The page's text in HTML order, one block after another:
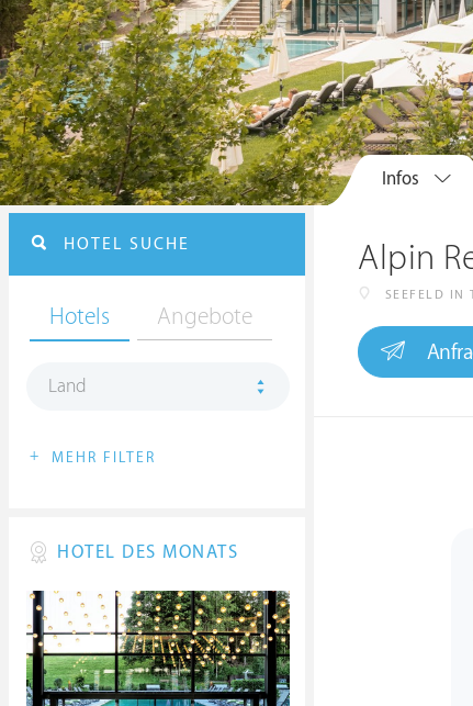
Infos
Alpin
SEEFELD IN
HOTEL SUCHE
Hotels Angebote
Land
+ MEHR FILTER
HOTEL DES MONATS